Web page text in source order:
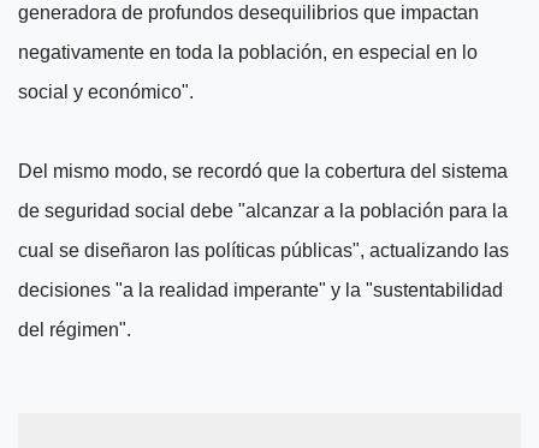
generadora de profundos desequilibrios que impactan
negativamente en toda la población, en especial en lo
social y económico".
Del mismo modo, se recordó que la cobertura del sistema
de seguridad social debe "alcanzar a la población para la
cual se diseñaron las políticas públicas", actualizando las
decisiones "a la realidad imperante" y la "sustentabilidad
del régimen".